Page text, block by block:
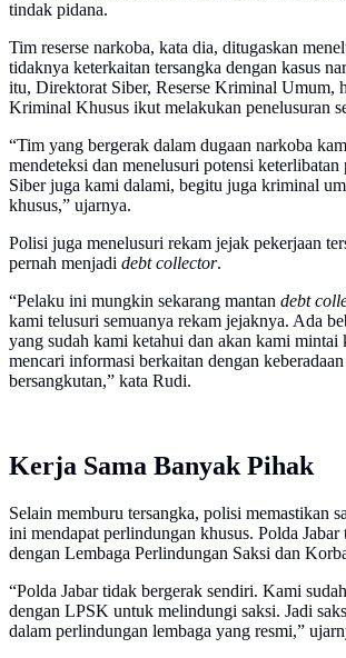
tindak pidana.
Tim reserse narkoba, kata dia, ditugaskan
tidaknya keterkaitan tersangka dengan kasus
itu, Direktorat Siber, Reserse Kriminal Umum,
Kriminal Khusus ikut melakukan penelusuran
“Tim yang bergerak dalam dugaan narkoba
mendeteksi dan menelusuri potensi
Siber juga kami dalami, begitu juga kriminal
khusus,” ujarnya.
Polisi juga menelusuri rekam jejak pekerjaan
pernah menjadi debt collector.
“Pelaku ini mungkin sekarang mantan debt
kami telusuri semuanya rekam jejaknya. Ada
yang sudah kami ketahui dan akan kami mintai
mencari informasi berkaitan dengan
bersangkutan,” kata Rudi.
Kerja Sama Banyak Pihak
Selain memburu tersangka, polisi memastikan
ini mendapat perlindungan khusus. Polda Jabar
dengan Lembaga Perlindungan Saksi dan
“Polda Jabar tidak bergerak sendiri. Kami
dengan LPSK untuk melindungi saksi. Jadi
dalam perlindungan lembaga yang resmi,”